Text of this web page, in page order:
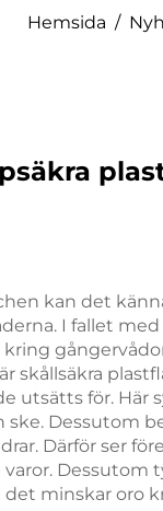
Hemsida /
kan det
I fallet
skållsäkra
utsätts för.
Dessutom
Därför ser
det minskar